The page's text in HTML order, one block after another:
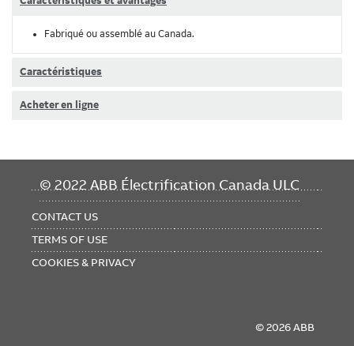
Fabriqué ou assemblé au Canada.
Caractéristiques
Acheter en ligne
© 2022 ABB Électrification Canada ULC
FOOTER
CONTACT US
TERMS OF USE
COOKIES & PRIVACY
© 2026 ABB